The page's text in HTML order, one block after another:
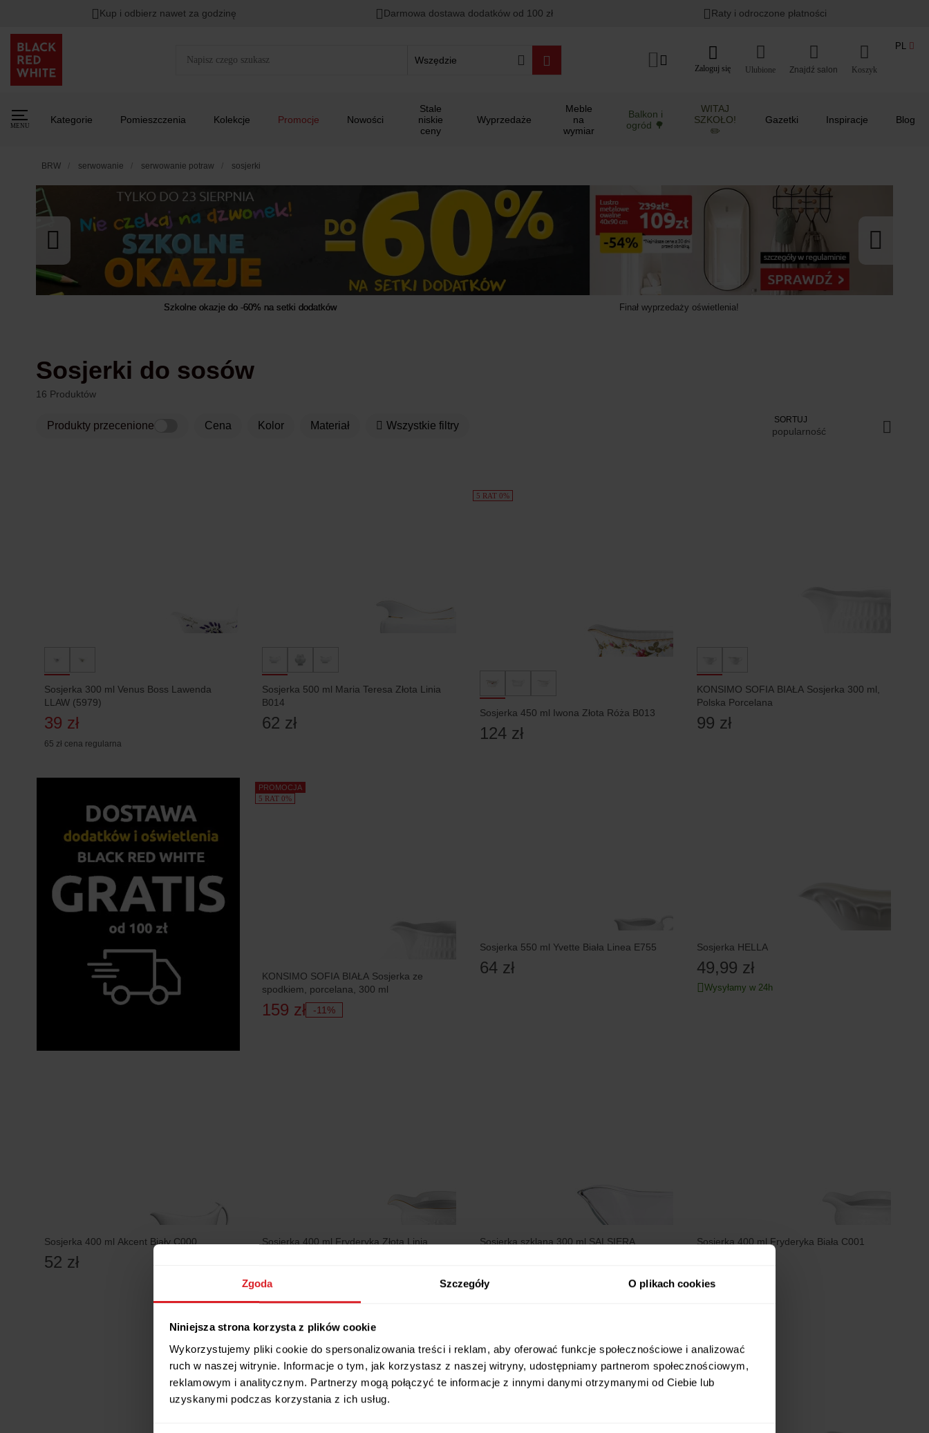
Zgoda Szczegóły O plikach cookies
Niniejsza strona korzysta z plików cookie
Wykorzystujemy pliki cookie do spersonalizowania treści i reklam, aby oferować funkcje społecznościowe i analizować
ruch w naszej witrynie. Informacje o tym, jak korzystasz z naszej witryny, udostępniamy partnerom społecznościowym,
reklamowym i analitycznym. Partnerzy mogą połączyć te informacje z innymi danymi otrzymanymi od Ciebie lub
uzyskanymi podczas korzystania z ich usług.
Rabat naHITY DNIA przy zapisie na Newsletter. 00 : Lato w ogrodzie i na balkonie >
Kup i odbierz nawet za godzinę Darmowa dostawa dodatków od 100 zł Raty i odroczone płatności
Wszędzie
Zaloguj się Ulubione Koszyk
PL
MENU
Kategorie Pomieszczenia Kolekcje Promocje Nowości
Stale
niskie
ceny
Wyprzedaże
Meble
na
wymiar
Balkon i
ogród 🌳
WITAJ
SZKOŁO!
✏️
Gazetki Inspiracje Blog
BRW serwowanie serwowanie potraw sosjerki
Szkolne okazje do -60% na setki dodatków Finał wyprzedaży oświetlenia!
Sosjerki do sosów
16 Produktów
Produkty przecenione Cena Kolor Materiał Wszystkie filtry SORTUJ
popularność
Sosjerka 300 ml Venus Boss Lawenda
LLAW (5979)
39 zł
65 zł cena regularna
Sosjerka 500 ml Maria Teresa Złota Linia
B014
62 zł
5 RAT 0%
Sosjerka 450 ml Iwona Złota Róża B013
124 zł
KONSIMO SOFIA BIAŁA Sosjerka 300 ml,
Polska Porcelana
99 zł
PROMOCJA
5 RAT 0%
KONSIMO SOFIA BIAŁA Sosjerka ze
spodkiem, porcelana, 300 ml
159 zł -11%
Sosjerka 550 ml Yvette Biała Linea E755
64 zł
Sosjerka HELLA
49,99 zł
Wysyłamy w 24h
Sosjerka 400 ml Akcent Biały C000
52 zł
Sosjerka 400 ml Fryderyka Złota Linia
72 zł
Sosjerka szklana 300 ml SALSIERA Sosjerka 400 ml Fryderyka Biała C001